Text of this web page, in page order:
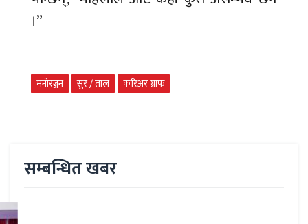
।”
मनोरञ्जन सुर / ताल करिअर ग्राफ
सम्बन्धित खबर